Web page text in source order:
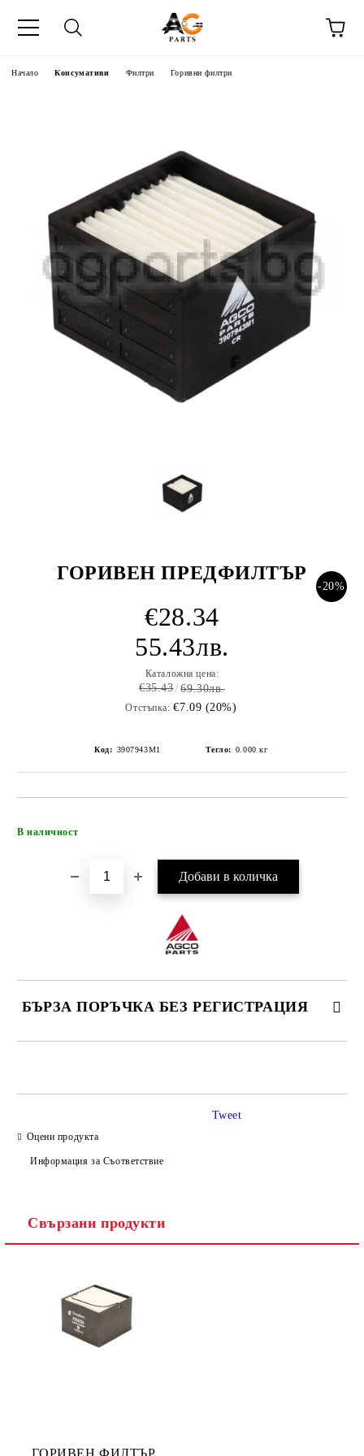
Начало Консумативи Филтри Горивни филтри
ГОРИВЕН ПРЕДФИЛТЪР
-20%
€28.34
55.43лв.
Каталожна цена:
€35.43 69.30лв.
Отстъпка: €7.09 (20%)
Код: 3907943M1 Тегло: 0.000 кг
В наличност
БЪРЗА ПОРЪЧКА БЕЗ РЕГИСТРАЦИЯ
Оцени продукта
Информация за Съответствие
Tweet
Свързани продукти
ГОРИВЕН ФИЛТЪР